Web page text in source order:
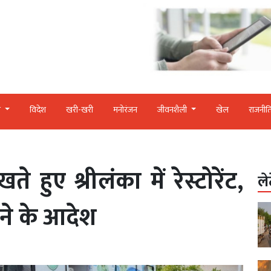
विदेश खरी-खरी मनोरंजन जीवनशैली खेल
हुए श्रीलंका में रेस्टोरेंट,
के आदेश